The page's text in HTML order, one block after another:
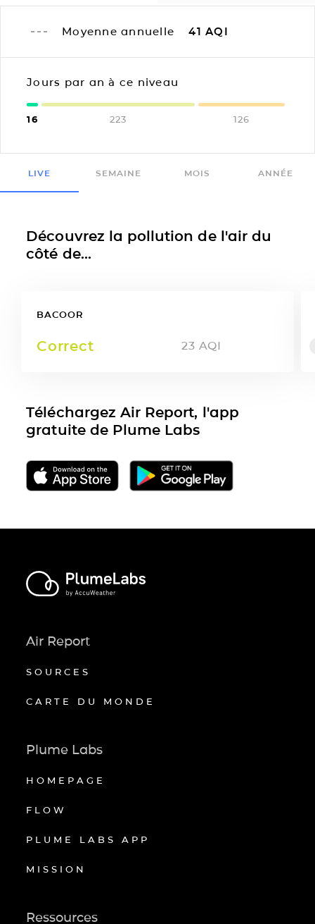
Moyenne annuelle 41 AQI
Jours par an à ce niveau
16 223 126
LIVE SEMAINE MOIS ANNÉE
Découvrez la pollution de l'air du
côté de...
BACOOR
Correct 23 AQI
Téléchargez Air Report, l'app
gratuite de Plume Labs
Air Report
SOURCES
CARTE DU MONDE
Plume Labs
HOMEPAGE
FLOW
PLUME LABS APP
MISSION
Ressources